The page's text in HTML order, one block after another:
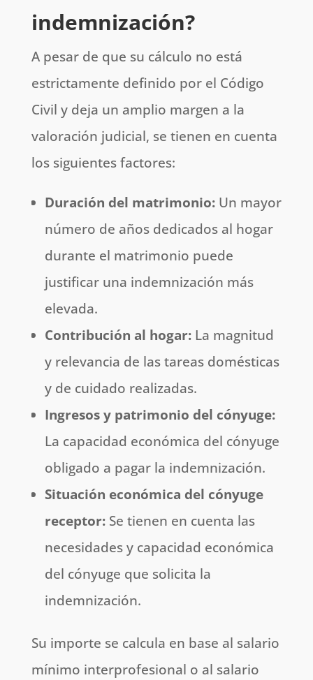
indemnización?
A pesar de que su cálculo no está
estrictamente definido por el Código
Civil y deja un amplio margen a la
valoración judicial, se tienen en cuenta
los siguientes factores:
Duración del matrimonio: Un mayor
número de años dedicados al hogar
durante el matrimonio puede
justificar una indemnización más
elevada.
Contribución al hogar:La magnitud
y relevancia de las tareas domésticas
y de cuidado realizadas.
Ingresos y patrimonio del cónyuge:
La capacidad económica del cónyuge
obligado a pagar la indemnización.
Situación económica del cónyuge
receptor: Se tienen en cuenta las
necesidades y capacidad económica
del cónyuge que solicita la
indemnización.
Su importe se calcula en base al salario
mínimo interprofesional o al salario